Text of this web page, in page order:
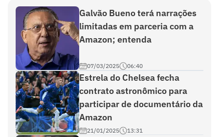
Galvão Bueno terá narrações
limitadas em parceria com a
Amazon; entenda
07/03/2025 06:40
Estrela do Chelsea fecha
contrato astronômico para
participar de documentário da
Amazon
21/01/2025 13:31